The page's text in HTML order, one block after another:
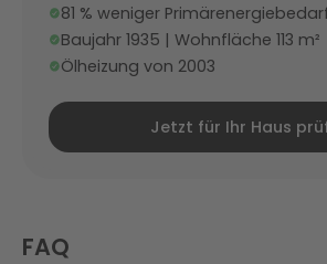
81 % weniger
Baujahr 1935 | Wohnfläche 113 m²
Ölheizung von 2003
Jetzt für Ihr Haus
FAQ